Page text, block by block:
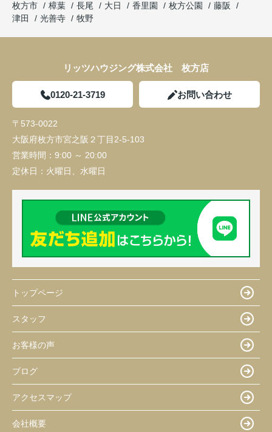
枚方市
樟葉 長尾 大日 香里園 枚方公園
藤阪
津田
光善寺 牧野
リッツハウジング株式会社 枚方店
0120-21-3719 お問い合わせ
〒573-0022
大阪府枚方市宮之阪２丁目2-5-103
営業時間： 9:00 ～ 20:00
定休日： 火曜日、水曜日
トップページ
スタッフ
お客様の声
ブログ
アクセスマップ
会社概要